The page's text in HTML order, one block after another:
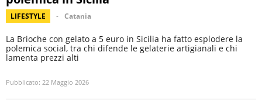
LIFESTYLE Catania
La Brioche con gelato a 5 euro in Sicilia ha fatto esplodere la
polemica social, tra chi difende le gelaterie artigianali e chi
lamenta prezzi alti
Pubblicato: 22 Maggio 2026